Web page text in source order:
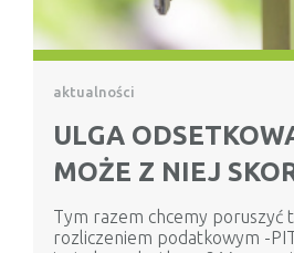
aktualności
ULGA
MOŻE Z NIEJ
Tym razem chcemy poruszyć
rozliczeniem podatkowym -